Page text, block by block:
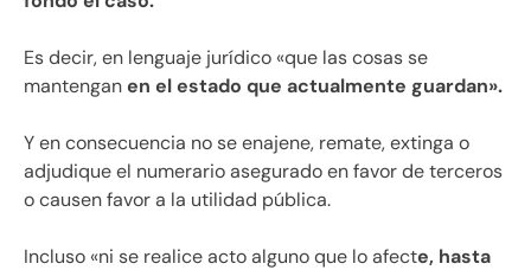
Es decir, en lenguaje jurídico «que las cosas se
mantenganen el estado que actualmente guardan».
Y en consecuencia no se enajene, remate, extinga o
adjudique el numerario asegurado en favor de terceros
o causen favor a la utilidad pública.
Incluso «ni se realice acto alguno que lo afecte, hasta